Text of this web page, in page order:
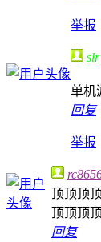
举报
slr
单机
回复
举报
顶顶顶
顶顶顶
回复